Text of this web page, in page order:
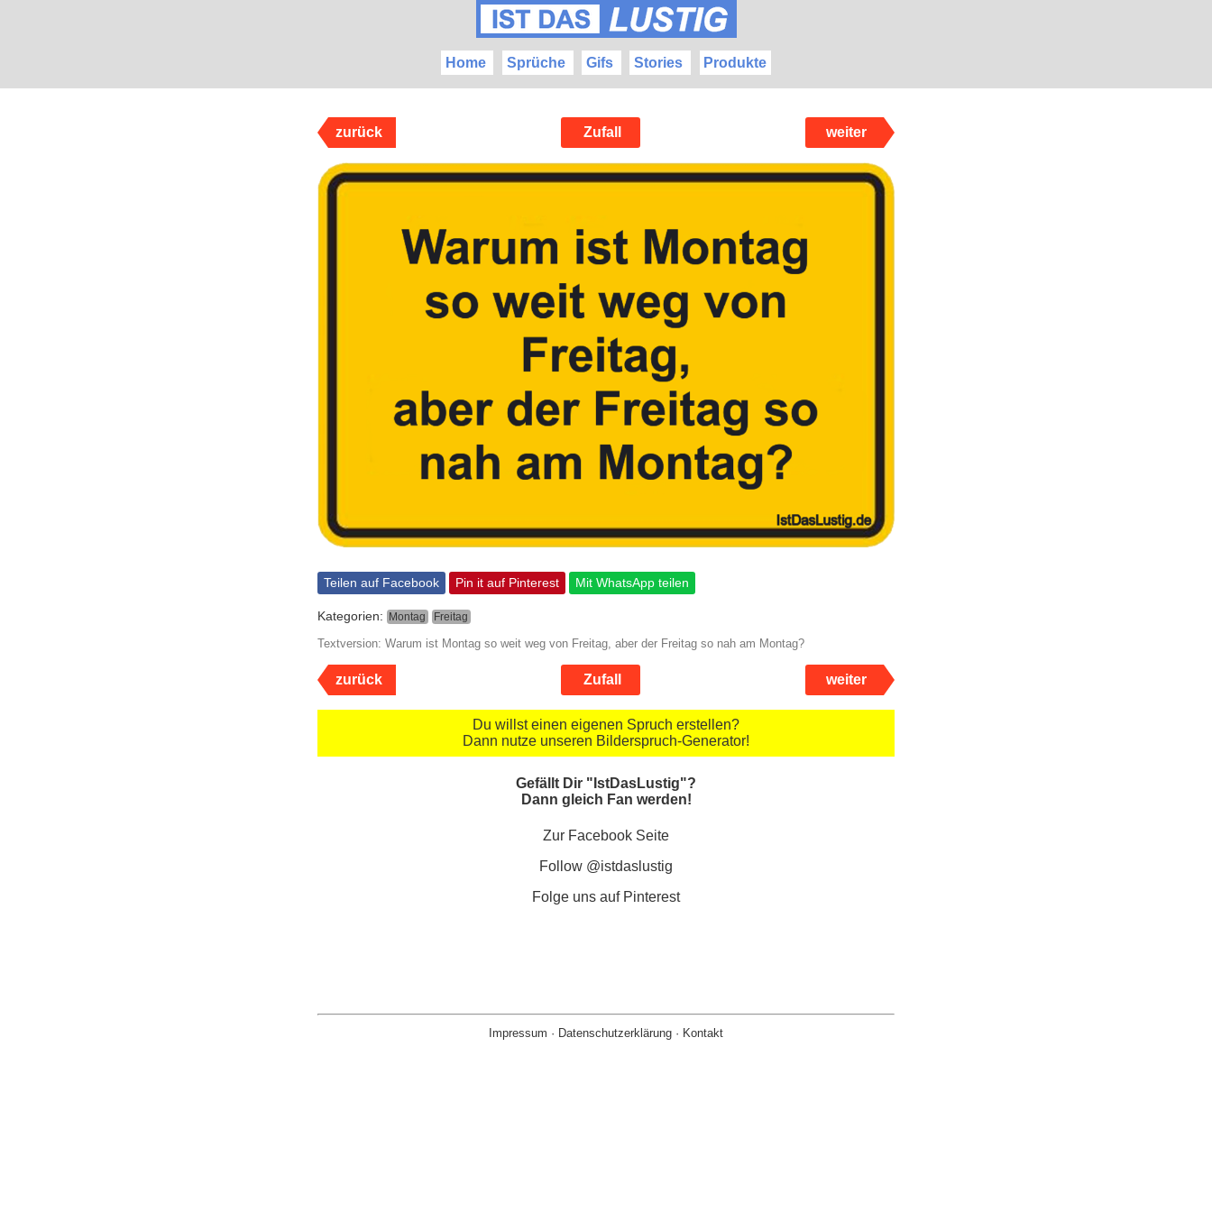
Home Sprüche Gifs Stories Produkte
zurück Zufall weiter
Teilen auf Facebook Pin it auf Pinterest Mit WhatsApp teilen
Kategorien: Montag Freitag
Textversion: Warum ist Montag so weit weg von Freitag, aber der Freitag so nah am Montag?
zurück Zufall weiter
Du willst einen eigenen Spruch erstellen?
Dann nutze unseren Bilderspruch-Generator!
Gefällt Dir "IstDasLustig"?
Dann gleich Fan werden!
Zur Facebook Seite
Follow @istdaslustig
Folge uns auf Pinterest
Impressum · Datenschutzerklärung · Kontakt